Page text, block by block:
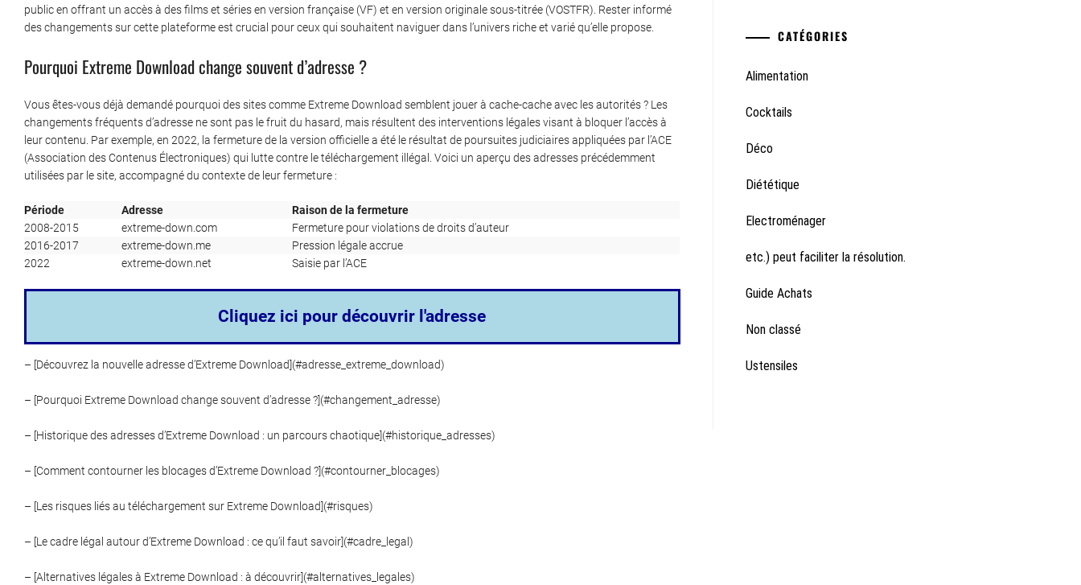
public en offrant un accès à des films et séries en version française (VF) et en version originale sous-titrée (VOSTFR). Rester informé
des changements sur cette plateforme est crucial pour ceux qui souhaitent naviguer dans l’univers riche et varié qu’elle propose.
Pourquoi Extreme Download change souvent d’adresse ?
Vous êtes-vous déjà demandé pourquoi des sites comme Extreme Download semblent jouer à cache-cache avec les autorités ? Les
changements fréquents d’adresse ne sont pas le fruit du hasard, mais résultent des interventions légales visant à bloquer l’accès à
leur contenu. Par exemple, en 2022, la fermeture de la version officielle a été le résultat de poursuites judiciaires appliquées par l’ACE
(Association des Contenus Électroniques) qui lutte contre le téléchargement illégal. Voici un aperçu des adresses précédemment
utilisées par le site, accompagné du contexte de leur fermeture :
Période Adresse
Raison de la fermeture
2008-2015
extreme-down.com
Fermeture pour violations de droits d’auteur
2016-2017
extreme-down.me
Pression légale accrue
2022
extreme-down.net Saisie par l’ACE
Cliquez ici pour découvrir l'adresse
– [Découvrez la nouvelle adresse d’Extreme Download](#adresse_extreme_download)
– [Pourquoi Extreme Download change souvent d’adresse ?](#changement_adresse)
– [Historique des adresses d’Extreme Download : un parcours chaotique](#historique_adresses)
– [Comment contourner les blocages d’Extreme Download ?](#contourner_blocages)
– [Les risques liés au téléchargement sur Extreme Download](#risques)
– [Le cadre légal autour d’Extreme Download : ce qu’il faut savoir](#cadre_legal)
– [Alternatives légales à Extreme Download : à découvrir](#alternatives_legales)
CATÉGORIES
Alimentation
Cocktails
Déco
Diététique
Electroménager
etc.) peut faciliter la résolution.
Guide Achats
Non classé
Ustensiles